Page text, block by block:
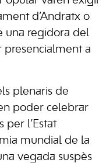
d’Andratx o
una regidora del
presencialment a
plenaris de
poder celebrar
l’Estat
mundial de la
vegada suspès